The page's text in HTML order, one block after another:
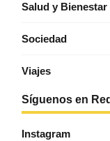
Salud y Bienestar
Sociedad
Viajes
Síguenos en
Instagram